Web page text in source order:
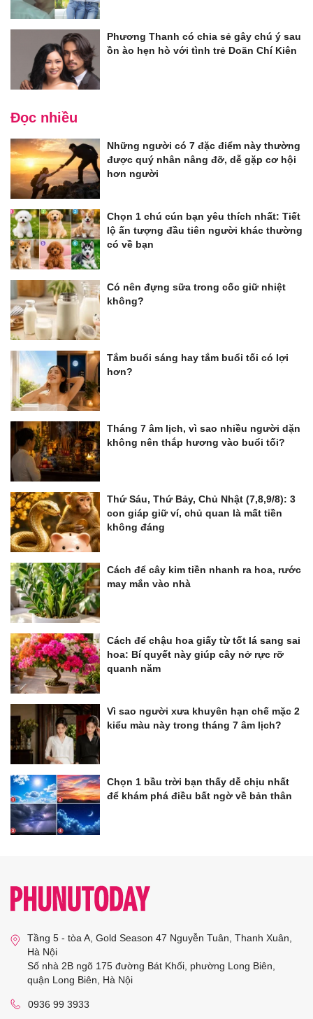
Phương Thanh có chia sẻ gây chú ý sau
ồn ào hẹn hò với tình trẻ Doãn Chí Kiên
Đọc nhiều
Những người có 7 đặc điểm này thường
được quý nhân nâng đỡ, dễ gặp cơ hội
hơn người
Chọn 1 chú cún bạn yêu thích nhất: Tiết
lộ ấn tượng đầu tiên người khác thường
có về bạn
Có nên đựng sữa trong cốc giữ nhiệt
không?
Tắm buổi sáng hay tắm buổi tối có lợi
hơn?
Tháng 7 âm lịch, vì sao nhiều người dặn
không nên thắp hương vào buổi tối?
Thứ Sáu, Thứ Bảy, Chủ Nhật (7,8,9/8): 3
con giáp giữ ví, chủ quan là mất tiền
không đáng
Cách để cây kim tiền nhanh ra hoa, rước
may mắn vào nhà
Cách để chậu hoa giấy từ tốt lá sang sai
hoa: Bí quyết này giúp cây nở rực rỡ
quanh năm
Vì sao người xưa khuyên hạn chế mặc 2
kiểu màu này trong tháng 7 âm lịch?
Chọn 1 bầu trời bạn thấy dễ chịu nhất
để khám phá điều bất ngờ về bản thân
Tầng 5 - tòa A, Gold Season 47 Nguyễn Tuân, Thanh Xuân,
Hà Nội
Số nhà 2B ngõ 175 đường Bát Khối, phường Long Biên,
quận Long Biên, Hà Nội
0936 99 3933